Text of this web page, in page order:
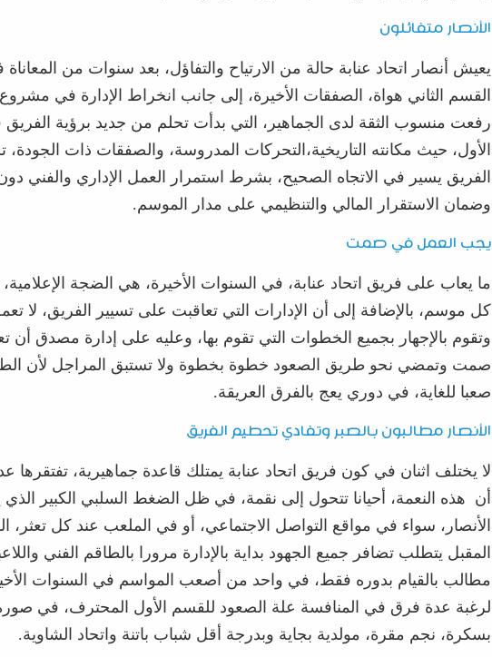
الأنصار متفائلون
يعيش أنصار اتحاد عنابة حالة من الارتياح والتفاؤل، بعد سنو ات من المعاناة
القسم الثاني هواة، ا لصفقات الأخيرة، إلى جانب انخراط الإدارة في
رفعت منسوب الثقة لدى الجماهير، التي بدأت تحلم من جديد برؤية
الأول، حيث مكانته التاريخية، التحركات المدروسة، والصفقات ذات الجودة،
الفريق يسير في الاتجاه الصحيح، بشرط استمرار العمل الإداري والفني دون
وضمان الاستقرار المالي والتنظيمي على مدار الموسم.
يجب العمل في صمت
ما يعاب على فريق اتحاد عنابة، في السنوات الأخيرة، هي الضجة الإعلامية
كل موسم، بالإضافة إلى أن الإدارات التي تعاقبت على تسيير الفريق،
وتقوم بالإجهار بجميع الخطوات التي تقوم بها، وعليه على إدارة مصدق أن
صمت وتمضي نحو طريق الصعود خطوة بخطوة ولا تستبق المراجل لأن
صعبا للغاية، في دوري يعج بالفرق العريقة.
الأنصار مطالبون بالصبر وتفادي تحطيم الفريق
لا يختلف اثنان في كون فريق اتحاد عنابة يمتلك قاعدة جماهيرية، تفتقرها
أن هذه النعمة، أحيانا تتحول إلى نقمة، في ظل الضغط السلبي الكبير
الأنصار، سواء في مواقع التواصل الاجتماعي، أو في الملعب عند كل تعثر،
المقبل يتطلب تضافر جميع الجهود بداية بالإدارة مرورا بالطاقم الفني
مطالب بالقيام بدوره فقط، في واحد من أصعب المواسم في السنوات
لرغبة عدة فرق في المنافسة علة الصعود للقسم الأول المحترف، في صورة
بسكرة، نجم مقرة، مولدية بجاية وبدرجة أقل شباب باتنة واتحاد الشاوية.